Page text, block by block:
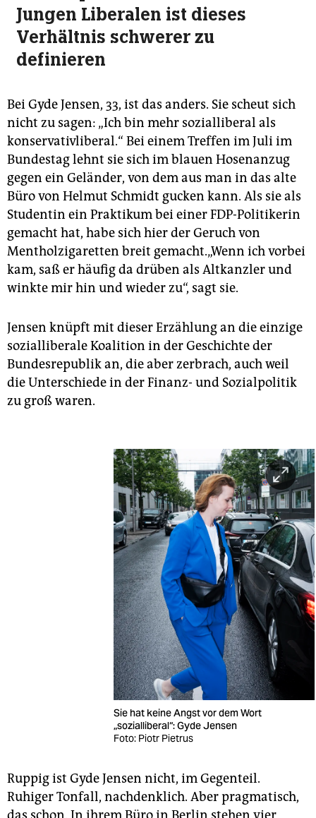
Jungen Liberalen ist dieses
Verhältnis schwerer zu
definieren
Bei Gyde Jensen, 33, ist das anders. Sie scheut sich
nicht zu sagen: „Ich bin mehr sozialliberal als
konservativliberal.“ Bei einem Treffen im Juli im
Bundestag lehnt sie sich im blauen Hosenanzug
gegen ein Geländer, von dem aus man in das alte
Büro von Helmut Schmidt gucken kann. Als sie als
Studentin ein Praktikum bei einer FDP-Politikerin
gemacht hat, habe sich hier der Geruch von
Mentholzigaretten breit gemacht.„Wenn ich vorbei
kam, saß er häufig da drüben als Altkanzler und
winkte mir hin und wieder zu“, sagt sie.
Jensen knüpft mit dieser Erzählung an die einzige
sozialliberale Koalition in der Geschichte der
Bundesrepublik an, die aber zerbrach, auch weil
die Unterschiede in der Finanz- und Sozialpolitik
zu groß waren.
Sie hat keine Angst vor dem Wort
„sozialliberal“: Gyde Jensen
Foto: Piotr Pietrus
Ruppig ist Gyde Jensen nicht, im Gegenteil.
Ruhiger Tonfall, nachdenklich. Aber pragmatisch,